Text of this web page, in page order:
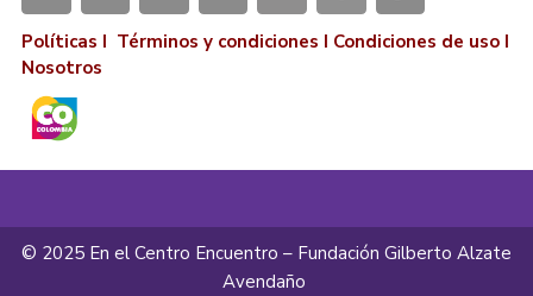
Políticas I Términos y condiciones I Condiciones de uso I
Nosotros
© 2025 En el Centro Encuentro – Fundación Gilberto Alzate
Avendaño